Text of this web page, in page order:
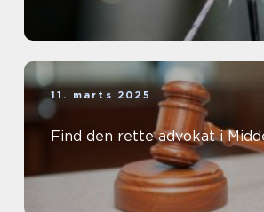
11. marts 2025
Find den rette advokat i